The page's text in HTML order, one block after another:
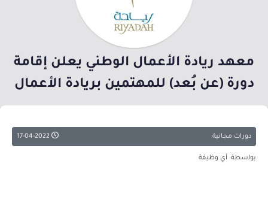
معهد ريادة الأعمال الوطني يعلن إقامة
دورة (عن بُعد) للمهتمين بريادة الأعمال
دورات مجانية
بواسطة: أي وظيفة